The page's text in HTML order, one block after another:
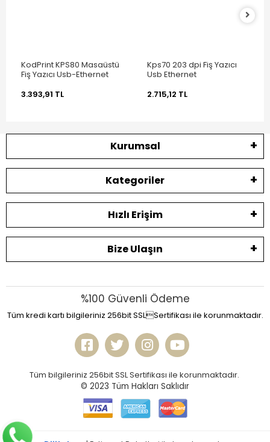
KodPrint KPS80 Masaüstü
Fiş Yazıcı Usb-Ethernet
3.393,91 TL
Kps70 203 dpi Fiş Yazıcı
Usb Ethernet
2.715,12 TL
Kurumsal
Kategoriler
Hızlı Erişim
Bize Ulaşın
%100 Güvenli Ödeme
Tüm kredi kartı bilgileriniz 256bit SSLSertifikası ile korunmaktadır.
Tüm bilgileriniz 256bit SSL Sertifikası ile korunmaktadır.
© 2023 Tüm Hakları Saklıdır